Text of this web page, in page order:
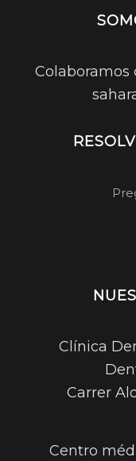
Colaboramos
Clínica
Carrer
Centro